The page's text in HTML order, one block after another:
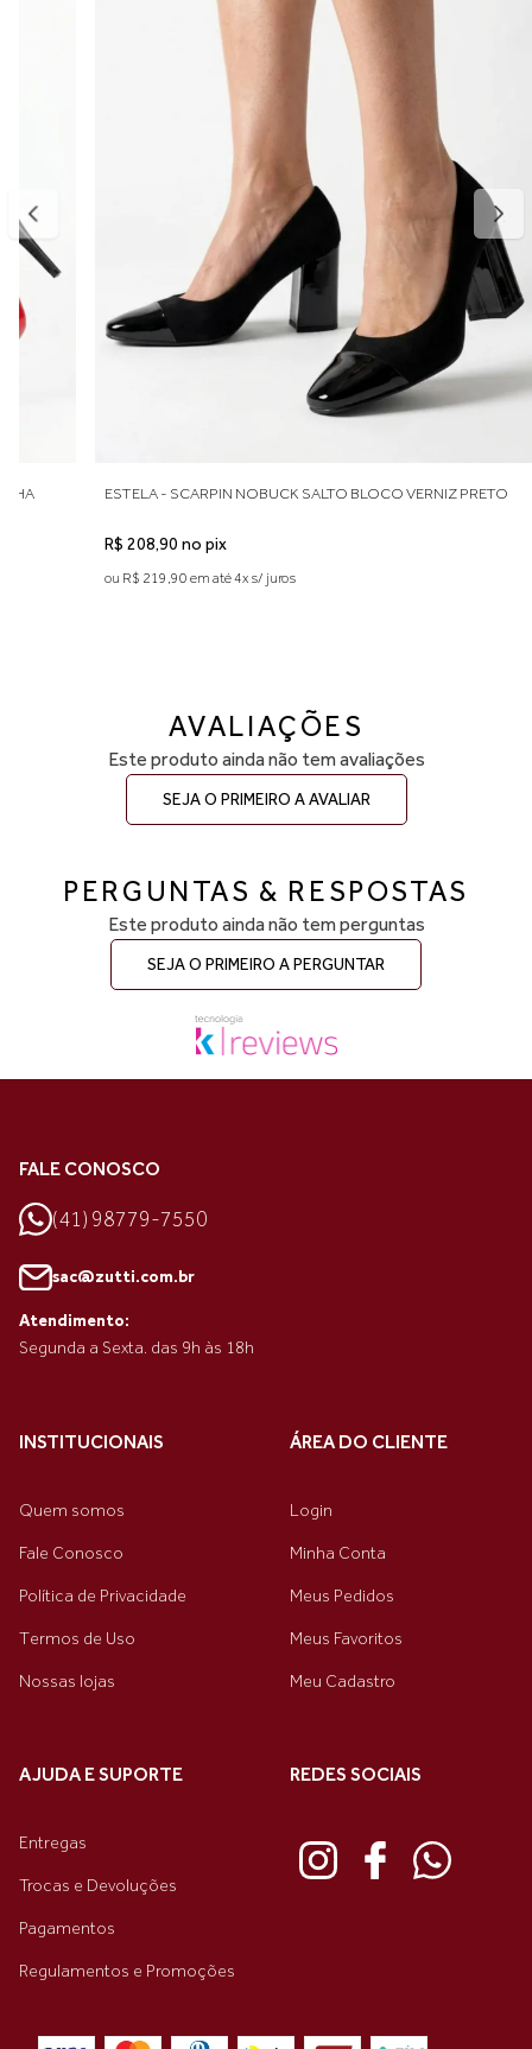
versátil que une conforto e estilo.
Material externo: Couro vegano
Solado: Emborrachado
Palmilha: Macia e confortável
Estilo: Elegante, moderno e versátil
ESTELA - SCARPIN NOBUCK SALTO BLOCO VERNIZ PRETO
R$ 208,90 no pix
ou R$ 219,90 em até 4x s/ juros
AVALIAÇÕES
Este produto ainda não tem avaliações
SEJA O PRIMEIRO A AVALIAR
PERGUNTAS & RESPOSTAS
Este produto ainda não tem perguntas
SEJA O PRIMEIRO A PERGUNTAR
FALE CONOSCO
(41) 98779-7550
sac@zutti.com.br
Atendimento:
Segunda a Sexta. das 9h às 18h
INSTITUCIONAIS
Quem somos
Fale Conosco
Política de Privacidade
Termos de Uso
Nossas lojas
ÁREA DO CLIENTE
Login
Minha Conta
Meus Pedidos
Meus Favoritos
Meu Cadastro
AJUDA E SUPORTE
Entregas
Trocas e Devoluções
Pagamentos
Regulamentos e Promoções
REDES SOCIAIS